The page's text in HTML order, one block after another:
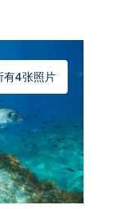
有4张照片